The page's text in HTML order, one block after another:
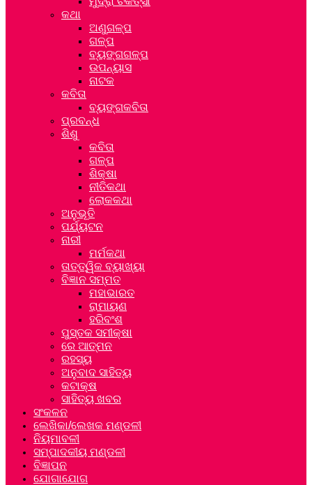
କଥା
ଅଣୁଗଳ୍ପ
ଗଳ୍ପ
ବ୍ୟଙ୍ଗଗଳ୍ପ
ଉପନ୍ୟାସ
ନାଟକ
କବିତା
ବ୍ୟଙ୍ଗକବିତା
ପ୍ରବନ୍ଧ
ଶିଶୁ
କବିତା
ଗଳ୍ପ
ଶିକ୍ଷା
ନୀତିକଥା
ଲୋକକଥା
ଅନୁଭୂତି
ପର୍ଯ୍ୟଟନ
ନାରୀ
ମର୍ମକଥା
ତାତ୍ତ୍ୱିକ ବ୍ୟାଖ୍ୟା
ବିଜ୍ଞାନ ସମ୍ମତ
ମହାଭାରତ
ରାମାୟଣ
ହରିବଂଶ
ପୁସ୍ତକ ସମୀକ୍ଷା
ରେ ଆତ୍ମନ
ରହସ୍ୟ
ଅନୁବାଦ ସାହିତ୍ୟ
କଟାକ୍ଷ
ସାହିତ୍ୟ ଖବର
ସଂକଳନ
ଲେଖିକା/ଲେଖକ ମଣ୍ଡଳୀ
ନିୟମାବଳୀ
ସମ୍ପାଦକୀୟ ମଣ୍ଡଳୀ
ବିଜ୍ଞାପନ
ଯୋଗାଯୋଗ